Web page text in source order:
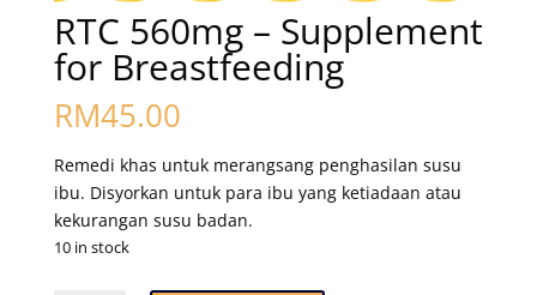
RTC 560mg – Supplement
for Breastfeeding
RM45.00
Remedi khas untuk merangsang penghasilan susu
ibu. Disyorkan untuk para ibu yang ketiadaan atau
kekurangan susu badan.
10 in stock